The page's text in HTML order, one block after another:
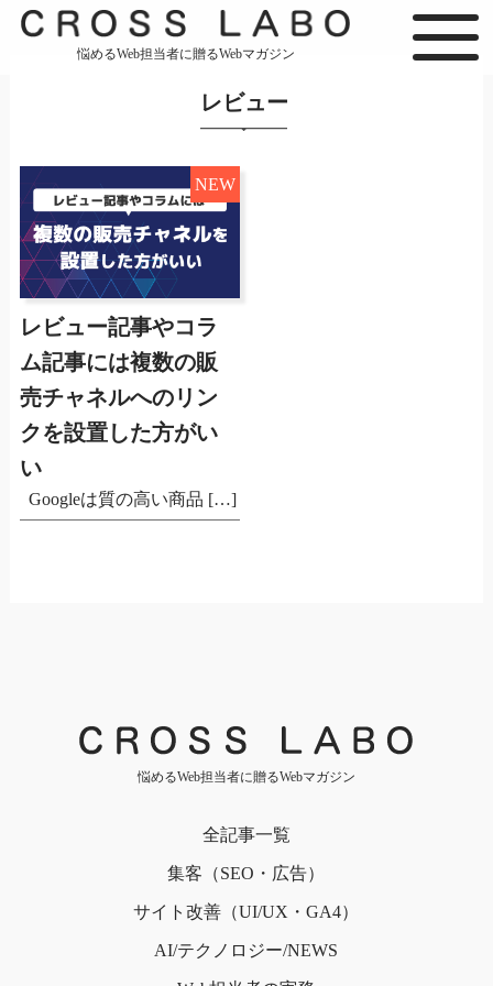
悩めるWeb担当者に贈るWebマガジン
レビュー
NEW
レビュー記事やコラ
ム記事には複数の販
売チャネルへのリン
クを設置した方がい
い
Googleは質の高い商品 […]
悩めるWeb担当者に贈るWebマガジン
全記事一覧
集客（SEO・広告）
サイト改善（UI/UX・GA4）
AI/テクノロジー/NEWS